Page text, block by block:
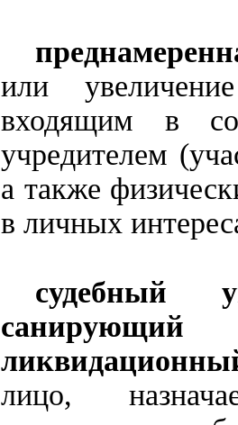
или
входящим в
учредителем
а также
в личных
судебный
санирующий
лицо,